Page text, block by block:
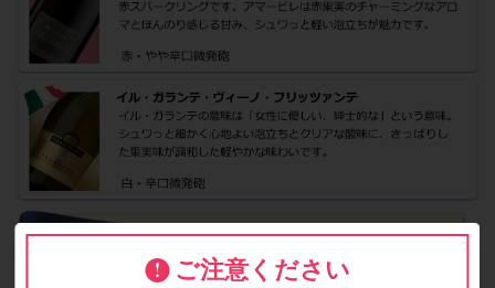
ご注意ください